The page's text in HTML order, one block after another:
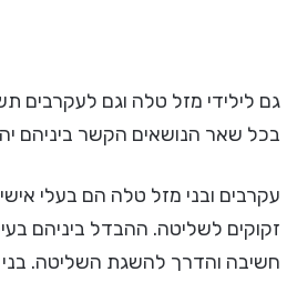
גם לילידי מזל טלה וגם לעקרבים
בכל שאר הנושאים הקשר ביניהם
עקרבים ובני מזל טלה הם בעלי
זקוקים לשליטה. ההבדל ביניהם
חשיבה והדרך להשגת השליטה.